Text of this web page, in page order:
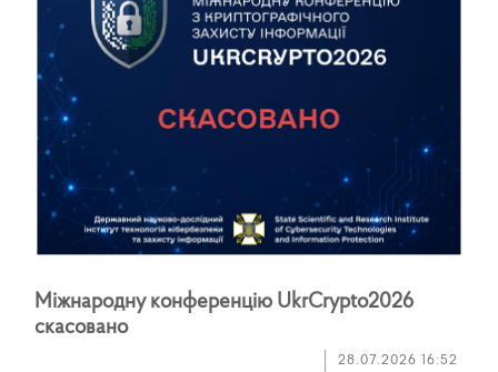
Міжнародну конференцію UkrCrypto2026
скасовано
28.07.2026 16:52